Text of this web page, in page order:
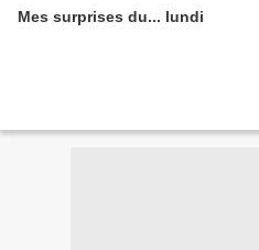
Mes surprises du... lundi